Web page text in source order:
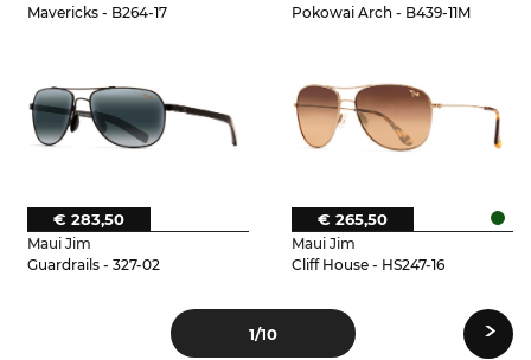
Mavericks - B264-17
Pokowai Arch - B439-11M
Maui Jim
Guardrails - 327-02
€ 283,50
Maui Jim
Cliff House - HS247-16
€ 265,50
1/10 ›